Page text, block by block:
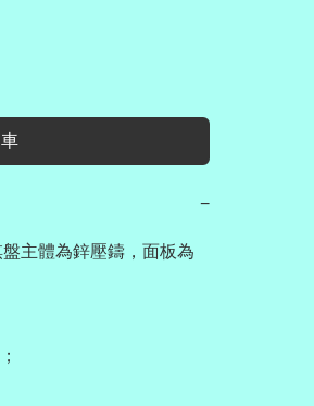
−
主體為鋅壓鑄，面板為